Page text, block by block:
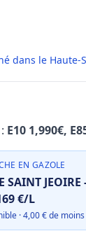
dans le Haute-
E10 1,990€,
EN GAZOLE
SAINT JEOIRE
€/L
· 4,00 € de